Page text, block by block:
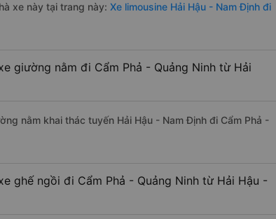
xe này tại trang này: Xe limousine Hải Hậu - Nam Định đi
giường nằm đi Cẩm Phả - Quảng Ninh từ Hải
nằm khai thác tuyến Hải Hậu - Nam Định đi Cẩm Phả -
ghế ngồi đi Cẩm Phả - Quảng Ninh từ Hải Hậu -